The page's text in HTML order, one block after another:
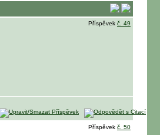
Příspěvek č. 49
Příspěvek č. 50